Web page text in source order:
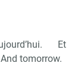
Et
tomorrow.